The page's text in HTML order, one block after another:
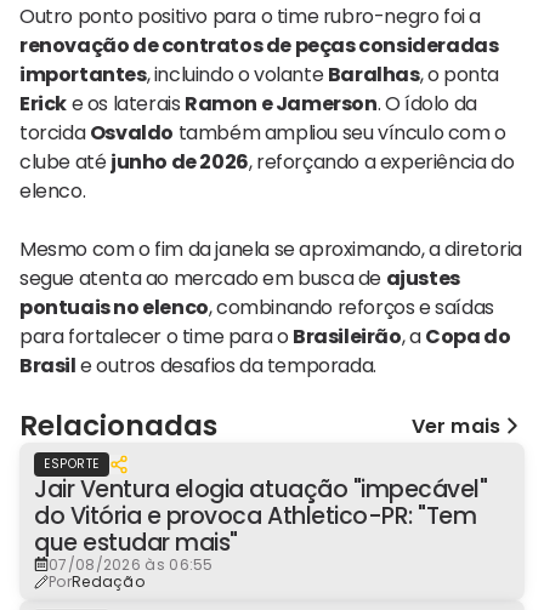
Outro ponto positivo para o time rubro-negro foi a
renovação de contratos de peças consideradas
importantes, incluindo o volanteBaralhas, o ponta
Ericke os laterais Ramon e Jamerson. O ídolo da
torcidaOsvaldo também ampliou seu vínculo com o
clube atéjunho de 2026, reforçando a experiência do
elenco.
Mesmo com o fim da janela se aproximando, a diretoria
segue atenta ao mercado em busca de ajustes
pontuais no elenco, combinando reforços e saídas
para fortalecer o time para o Brasileirão, aCopa do
Brasile outros desafios da temporada.
Relacionadas Ver mais
ESPORTE
Jair Ventura elogia atuação "impecável"
do Vitória e provoca Athletico-PR: "Tem
que estudar mais"
07/08/2026 às 06:55
PorRedação